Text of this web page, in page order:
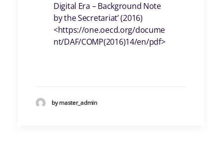
Digital Era – Background Note
by the Secretariat’ (2016)
<https://one.oecd.org/docume
nt/DAF/COMP(2016)14/en/pdf>
by master_admin